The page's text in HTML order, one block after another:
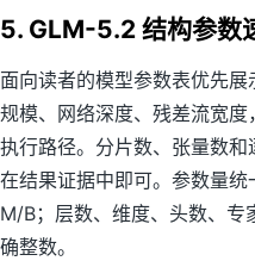
5. GLM-5.2 结构参数
面向读者的模型参数表优先
规模、网络深度、残差流宽
执行路径。分片数、张量数
在结果证据中即可。参数量统
M/B；层数、维度、头数、专
确整数。